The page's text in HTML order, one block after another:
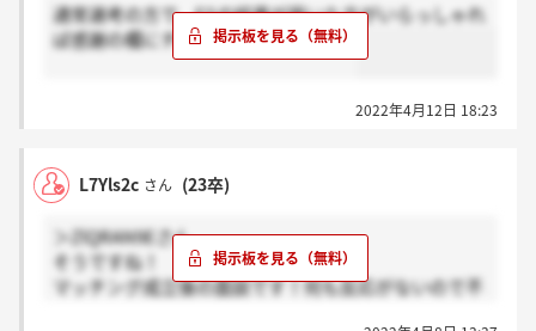
通常選考の方で、ESの結果が届いた方がいらっしゃれ
ば感謝の欄にチェックお願いします。
2022年4月12日 18:23
L7Yls2c さん (23卒)
＞ZlQRAN9Eさん
そうですね！
マッチング成立後の面談です！何も反応がないので不